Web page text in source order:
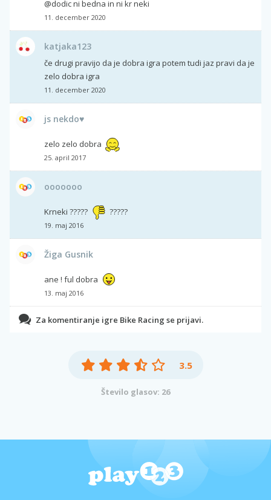
@dodic ni bedna in ni kr neki
11. december 2020
katjaka123
če drugi pravijo da je dobra igra potem tudi jaz pravi da je
zelo dobra igra
11. december 2020
js nekdo♥
zelo zelo dobra
25. april 2017
ooooooo
Krneki ????? ?????
19. maj 2016
Žiga Gusnik
ane ! ful dobra
13. maj 2016
Za komentiranje igre Bike Racing se prijavi.
3.5
Število glasov: 26